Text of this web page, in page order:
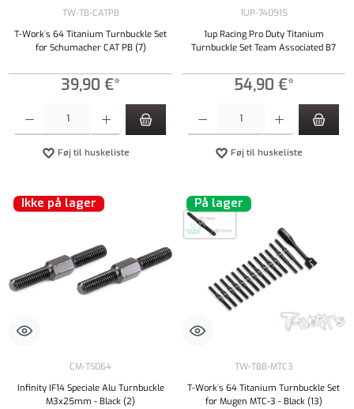
TW-TB-CATPB
T-Work´s 64 Titanium Turnbuckle Set
for Schumacher CAT PB (7)
39,90 €*
Føj til huskeliste
1UP-740915
1up Racing Pro Duty Titanium
Turnbuckle Set Team Associated B7
54,90 €*
Føj til huskeliste
Ikke på lager
CM-TS064
Infinity IF14 Speciale Alu Turnbuckle
M3x25mm - Black (2)
På lager
TW-TBB-MTC3
T-Work´s 64 Titanium Turnbuckle Set
for Mugen MTC-3 - Black (13)